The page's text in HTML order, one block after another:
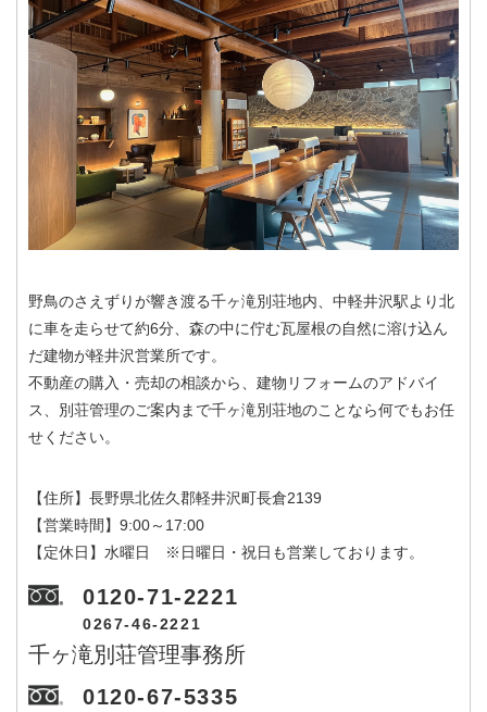
野鳥のさえずりが響き渡る千ヶ滝別荘地内、中軽井沢駅より北
に車を走らせて約6分、森の中に佇む瓦屋根の自然に溶け込ん
だ建物が軽井沢営業所です。
不動産の購入・売却の相談から、建物リフォームのアドバイ
ス、別荘管理のご案内まで千ヶ滝別荘地のことなら何でもお任
せください。
【住所】長野県北佐久郡軽井沢町長倉2139
【営業時間】9:00～17:00
【定休日】水曜日 ※日曜日・祝日も営業しております。
0120-71-2221
0267-46-2221
千ヶ滝別荘管理事務所
0120-67-5335